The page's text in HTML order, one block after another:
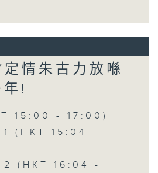
情朱古力放喺
!
15:00 - 17:00)
1 (HKT 15:04 -
2 (HKT 16:04 -